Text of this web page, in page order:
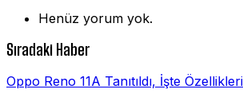
Henüz yorum yok.
Sıradaki Haber
Oppo Reno 11A Tanıtıldı, İşte